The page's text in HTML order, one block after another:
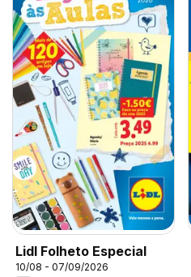
Lidl Folheto Especial
10/08 - 07/09/2026